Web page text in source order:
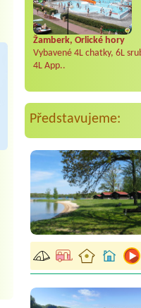
Žamberk, Orlické hory
Vybavené 4L chatky, 6L
4L App..
Představujeme: